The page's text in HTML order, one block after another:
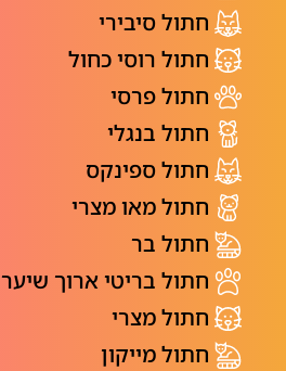
חתול סיבירי
חתול רוסי כחול
חתול פרסי
חתול בנגלי
חתול ספינקס
חתול מאו מצרי
חתול בר
חתול בריטי ארוך שיער
חתול מצרי
חתול מייקון